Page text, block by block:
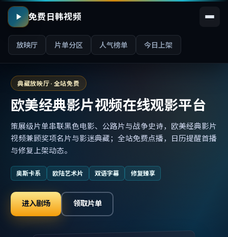
免费日韩视频
放映厅 片单分区 人气榜单 今日上架
典藏放映厅 · 全站免费
欧美经典影片视频在线观影平台
策展级片单串联黑色电影、公路片与战争史诗，欧美经典影片
视频兼顾奖项名片与影迷典藏；全站免费点播，日历提醒首播
与修复上架动态。
奥斯卡系 欧陆艺术片 双语字幕 修复臻享
进入剧场 领取片单